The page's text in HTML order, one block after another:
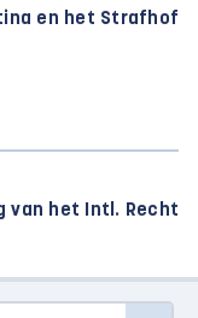
en het Strafhof
van het Intl. Recht